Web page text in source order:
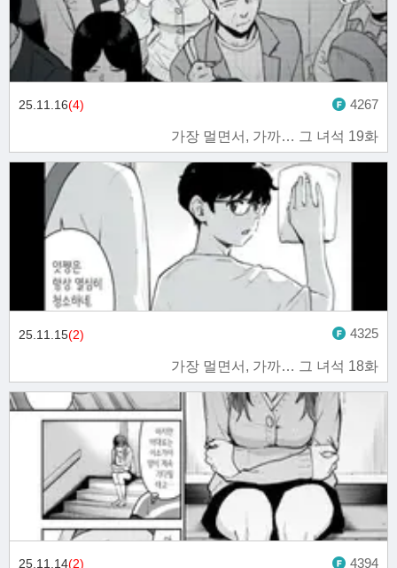
가장 멀면서, 가까… 그 녀석 19화
25.11.16(4) 4267
가장 멀면서, 가까… 그 녀석 18화
25.11.15(2) 4325
25.11.14(2) 4394